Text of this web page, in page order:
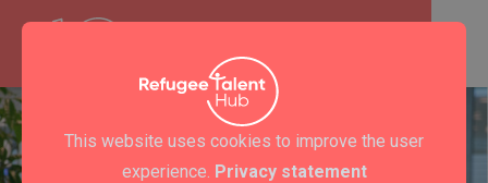
This website uses cookies to improve the user
experience. Privacy statement